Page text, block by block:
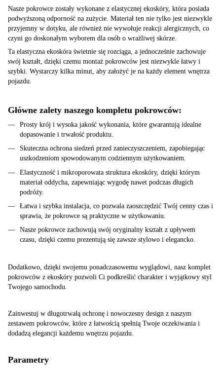
Nasze pokrowce zostały wykonane z elastycznej ekoskóry, która posiada
podwyższoną odporność na zużycie. Materiał ten nie tylko jest niezwykle
przyjemny w dotyku, ale również nie wywołuje reakcji alergicznych, co
czyni go doskonałym wyborem dla osób o wrażliwej skórze.
Ta elastyczna ekoskóra świetnie się rozciąga, a jednocześnie zachowuje
swój kształt, dzięki czemu montaż pokrowców jest niezwykle łatwy i
szybki. Wystarczy kilka minut, aby założyć je na każdy element wnętrza
pojazdu.
Główne zalety naszego kompletu pokrowców:
Prosty krój i wysoka jakość wykonania, które gwarantują idealne
dopasowanie i trwałość produktu.
Skuteczna ochrona siedzeń przed zanieczyszczeniem, zapobiegając
uszkodzeniom spowodowanym codziennym użytkowaniem.
Elastyczność i mikroporowata struktura ekoskóry, dzięki którym
materiał oddycha, zapewniając wygodę nawet podczas długich
podróży.
Łatwa i szybka instalacja, co pozwala zaoszczędzić Twój cenny czas i
sprawia, że pokrowce są praktyczne w użytkowaniu.
Nasze pokrowce zachowują swój oryginalny kształt z upływem
czasu, dzięki czemu prezentują się zawsze stylowo i elegancko.
Dodatkowo, dzięki swojemu ponadczasowemu wyglądowi, nasz komplet
pokrowców z ekoskóry pozwoli Ci podkreślić charakter i wyjątkowy styl
Twojego samochodu.
Zainwestuj w długotrwałą ochronę i nowoczesny design z naszym
zestawem pokrowców, które z łatwością spełnią Twoje oczekiwania i
dodadzą elegancji każdemu wnętrzu pojazdu.
Parametry